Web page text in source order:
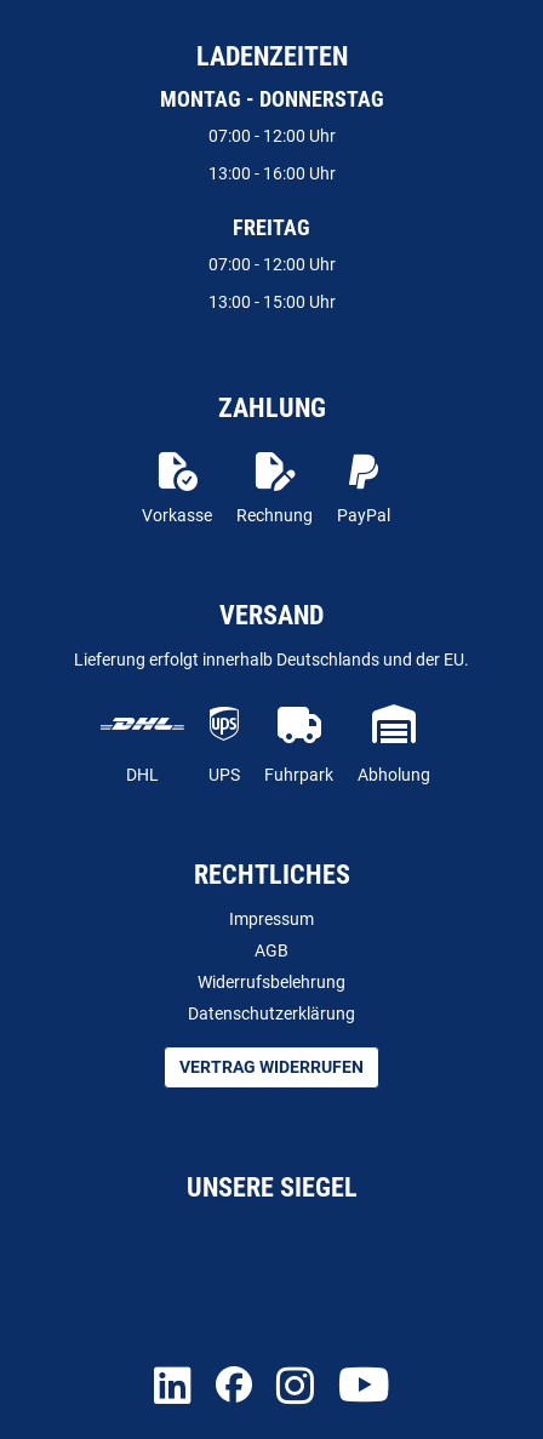
LADENZEITEN
MONTAG - DONNERSTAG
07:00 - 12:00 Uhr
13:00 - 16:00 Uhr
FREITAG
07:00 - 12:00 Uhr
13:00 - 15:00 Uhr
ZAHLUNG
Vorkasse Rechnung PayPal
VERSAND
Lieferung erfolgt innerhalb Deutschlands und der EU.
DHL UPS Fuhrpark Abholung
RECHTLICHES
Impressum
AGB
Widerrufsbelehrung
Datenschutzerklärung
VERTRAG WIDERRUFEN
UNSERE SIEGEL